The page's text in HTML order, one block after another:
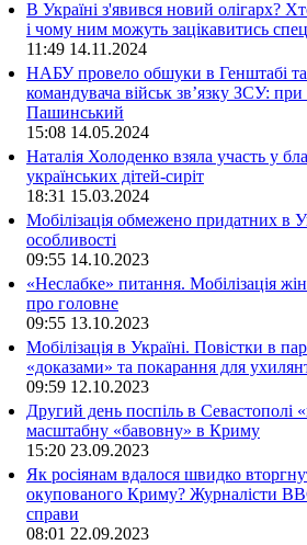
В Україні з'явився новий олігарх?
і чому ним можуть зацікавитись
11:49 14.11.2024
НАБУ провело обшуки в Генштабі
командувача військ зв’язку ЗСУ:
Пашинський
15:08 14.05.2024
Наталія Холоденко взяла участь у
українських дітей-сиріт
18:31 15.03.2024
Мобілізація обмежено придатних в
особливості
09:55 14.10.2023
«Неслабке» питання. Мобілізація
про головне
09:55 13.10.2023
Мобілізація в Україні. Повістки в
«доказами» та покарання для
09:59 12.10.2023
Другий день поспіль в Севастополі
масштабну «бавовну» в Криму
15:20 23.09.2023
Як росіянам вдалося швидко
окупованого Криму? Журналісти
справи
08:01 22.09.2023